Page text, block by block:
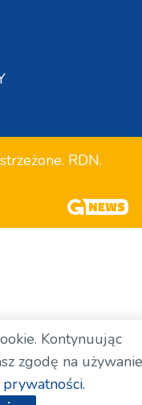
RDN.
Kontynuując
zgodę na używanie